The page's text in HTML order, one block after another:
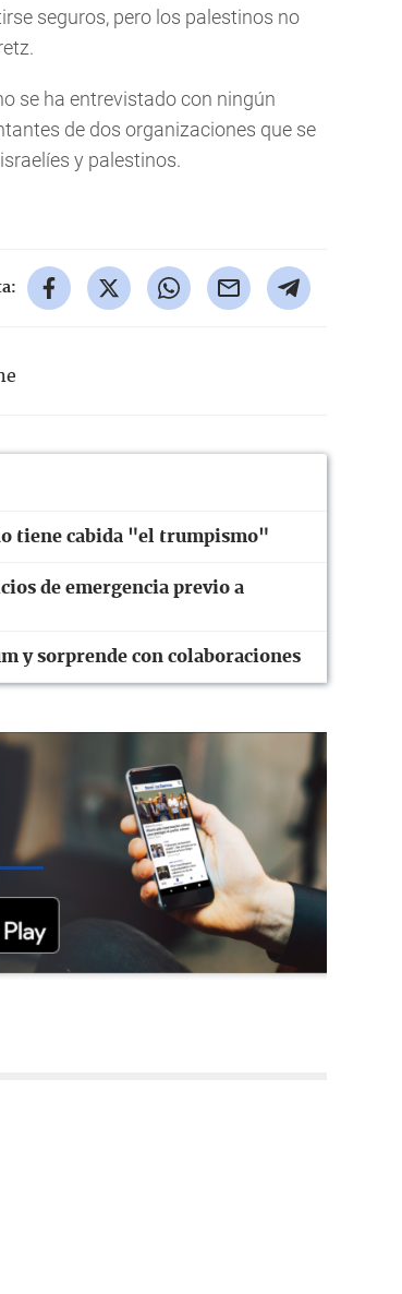
seguros, pero los palestinos no
se ha entrevistado con ningún
de dos organizaciones que se
y palestinos.
tiene cabida "el trumpismo"
de emergencia previo a
y sorprende con colaboraciones